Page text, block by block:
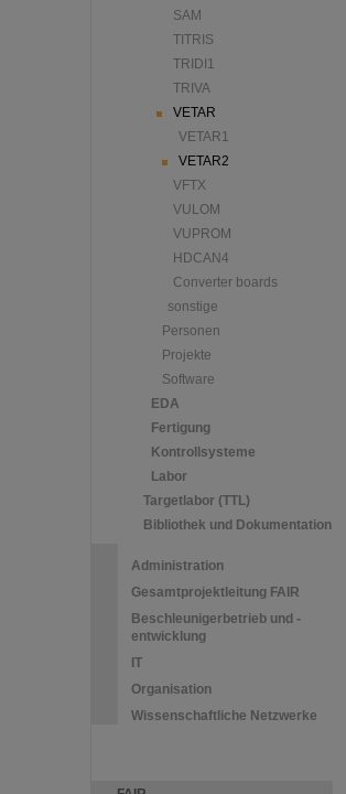
SAM
TITRIS
TRIDI1
TRIVA
VETAR
VETAR1
VETAR2
VFTX
VULOM
VUPROM
HDCAN4
Converter boards
sonstige
Personen
Projekte
Software
EDA
Fertigung
Kontrollsysteme
Labor
Targetlabor (TTL)
Bibliothek und Dokumentation
Administration
Gesamtprojektleitung FAIR
Beschleunigerbetrieb und -
entwicklung
IT
Organisation
Wissenschaftliche Netzwerke